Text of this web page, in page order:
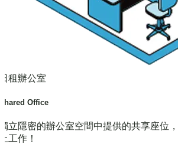
租辦公室
Office
立隱密的辦公室空間中提供的共享座位
工作！